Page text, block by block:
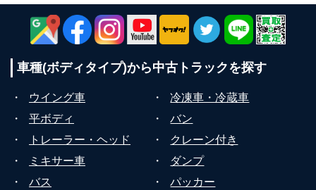
車種(ボディタイプ)から中古トラックを探す
・ ウイング車 ・
冷凍車・冷蔵車
・
平ボディ ・
バン
・
トレーラー・ヘッド ・
クレーン付き
・
ミキサー車 ・
ダンプ
・
バス ・ パッカー